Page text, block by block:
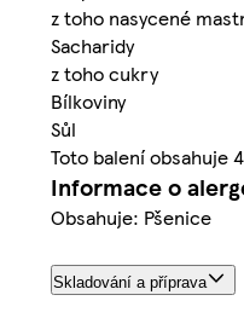
z toho nasycené
Sacharidy
z toho cukry
Bílkoviny
Sůl
Toto balení obsahuje
Informace o
Obsahuje: Pšenice
Skladování a příprava